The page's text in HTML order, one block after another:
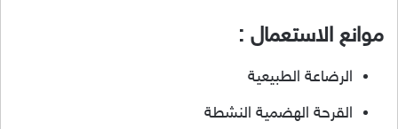
موانع الاستعمال :
الرضاعة الطبيعية
القرحة الهضمية النشطة